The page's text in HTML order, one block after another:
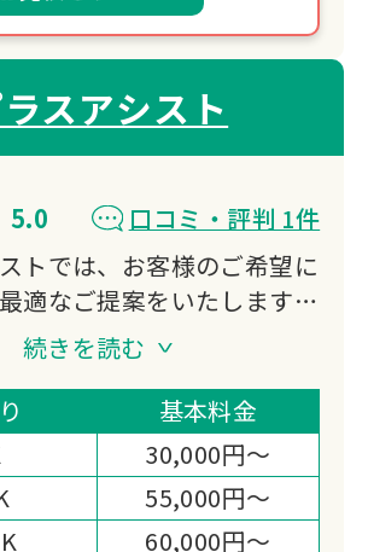
スアシスト
5.0
口コミ・評判 1件
トでは、お客様のご希望に
適なご提案をいたしますの
依頼いただくことが可能で
短即日対応！不用品1点か
まで幅広く対応いたしま
当日までスピーディーかつ
続きを読む
基本料金
30,000円～
55,000円～
60,000円～